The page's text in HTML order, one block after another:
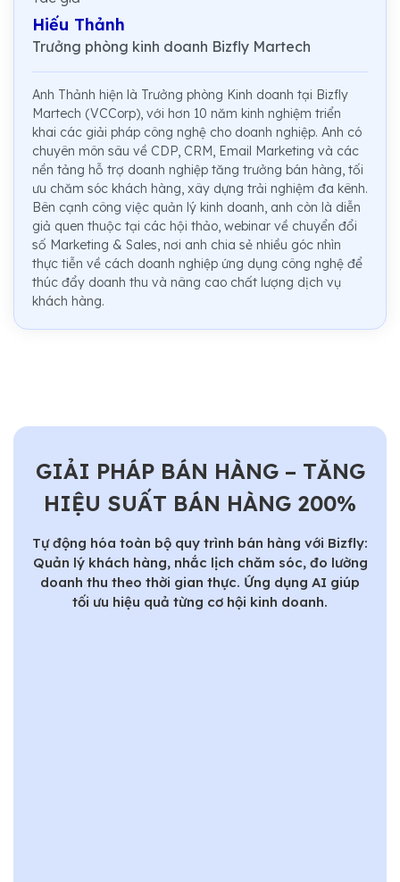
Hiếu Thảnh
Trưởng phòng kinh doanh Bizfly Martech
Anh Thảnh hiện là Trưởng phòng Kinh doanh tại Bizfly
Martech (VCCorp), với hơn 10 năm kinh nghiệm triển
khai các giải pháp công nghệ cho doanh nghiệp. Anh có
chuyên môn sâu về CDP, CRM, Email Marketing và các
nền tảng hỗ trợ doanh nghiệp tăng trưởng bán hàng, tối
ưu chăm sóc khách hàng, xây dựng trải nghiệm đa kênh.
Bên cạnh công việc quản lý kinh doanh, anh còn là diễn
giả quen thuộc tại các hội thảo, webinar về chuyển đổi
số Marketing & Sales, nơi anh chia sẻ nhiều góc nhìn
thực tiễn về cách doanh nghiệp ứng dụng công nghệ để
thúc đẩy doanh thu và nâng cao chất lượng dịch vụ
khách hàng.
GIẢI PHÁP BÁN HÀNG – TĂNG
HIỆU SUẤT BÁN HÀNG 200%
Tự động hóa toàn bộ quy trình bán hàng với Bizfly:
Quản lý khách hàng, nhắc lịch chăm sóc, đo lường
doanh thu theo thời gian thực. Ứng dụng AI giúp
tối ưu hiệu quả từng cơ hội kinh doanh.